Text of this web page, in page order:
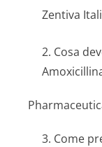
Zentiva
2. Cosa
3. Come